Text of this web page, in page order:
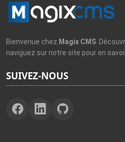
Bienvenue chez Magix CMS .
naviguez sur notre site pour en
SUIVEZ-NOUS